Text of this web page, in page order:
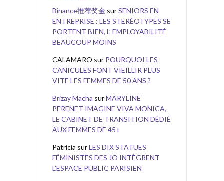
Binance推荐奖金 surSENIORS EN
ENTREPRISE : LES STÉRÉOTYPES SE
PORTENT BIEN, L’ EMPLOYABILITÉ
BEAUCOUP MOINS
CALAMARO sur POURQUOI LES
CANICULES FONT VIEILLIR PLUS
VITE LES FEMMES DE 50 ANS ?
Brizay Macha surMARYLINE
PERENET IMAGINE VIVA MONICA,
LE CABINET DE TRANSITION DÉDIÉ
AUX FEMMES DE 45+
Patricia surLES DIX STATUES
FÉMINISTES DES JO INTÈGRENT
L’ESPACE PUBLIC PARISIEN